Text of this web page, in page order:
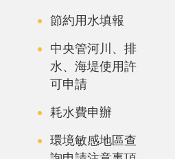
節約用水填報
中央管河川、排
水、海堤使用許
可申請
耗水費申辦
環境敏感地區查